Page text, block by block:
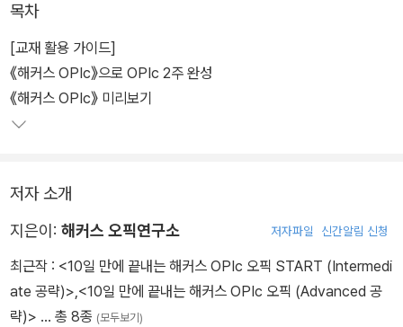
목차
[교재 활용 가이드]
《해커스 OPIc》으로 OPIc 2주 완성
《해커스 OPIc》 미리보기
저자 소개
지은이: 해커스 오픽연구소 저자파일 신간알림 신청
최근작 : <10일 만에 끝내는 해커스 OPIc 오픽 START (Intermedi
ate 공략)>,<10일 만에 끝내는 해커스 OPIc 오픽 (Advanced 공
략)> … 총 8종 (모두보기)